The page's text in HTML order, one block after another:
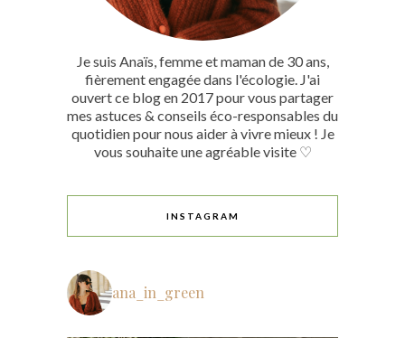
Je suis Anaïs, femme et maman de 30 ans,
fièrement engagée dans l'écologie. J'ai
ouvert ce blog en 2017 pour vous partager
mes astuces & conseils éco-responsables du
quotidien pour nous aider à vivre mieux ! Je
vous souhaite une agréable visite ♡
INSTAGRAM
ana_in_green